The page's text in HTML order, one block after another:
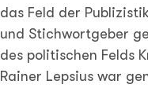
das Feld der
und Stichwortgeber
des politischen Felds
Rainer Lepsius war